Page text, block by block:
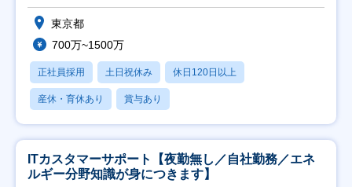
東京都
700万~1500万
正社員採用 土日祝休み 休日120日以上
産休・育休あり 賞与あり
ITカスタマーサポート【夜勤無し／自社勤務／エネ
ルギー分野知識が身につきます】